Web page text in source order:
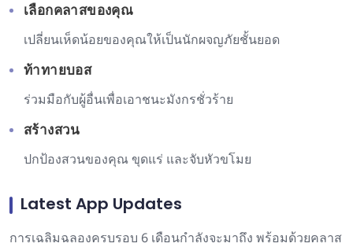
เลือกคลาสของคุณ
เปลี่ยนเห็ดน้อยของคุณให้เป็นนักผจญภัยชั้นยอด
ท้าทายบอส
ร่วมมือกับผู้อื่นเพื่อเอาชนะมังกรชั่วร้าย
สร้างสวน
ปกป้องสวนของคุณ ขุดแร่ และจับหัวขโมย
Latest App Updates
การเฉลิมฉลองครบรอบ 6 เดือนกำลังจะมาถึง พร้อมด้วยคลาส